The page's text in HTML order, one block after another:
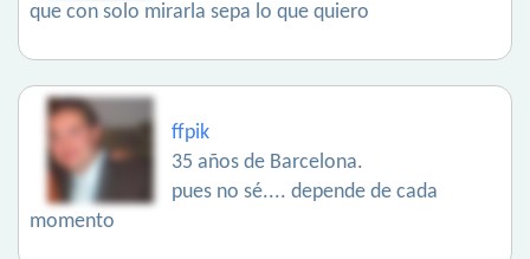
que con solo mirarla sepa lo que quiero
ffpik
35 años de Barcelona.
pues no sé.... depende de cada
momento